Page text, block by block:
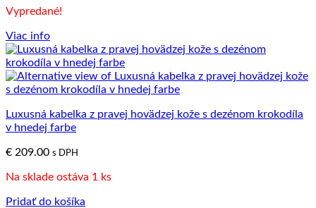
Vypredané!
Viac info
Luxusná kabelka z pravej hovädzej kože s dezénom krokodíla
v hnedej farbe
€ 209.00 s DPH
Na sklade ostáva 1 ks
Pridať do košíka